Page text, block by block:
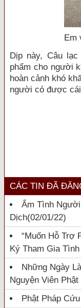
Em
Dịp này, Câu
phẩm cho người
hoàn cảnh khó
người có được
CÁC TIN ĐÃ
Ấm Tình
Dịch(02/01/22)
“Muốn Hỗ Trợ
Ký Tham Gia Tình
Những Ngày
Nguyện Viên
Phật Pháp